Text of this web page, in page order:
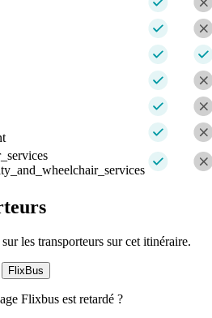
les transporteurs sur cet itinéraire.
FlixBus
Flixbus est retardé ?